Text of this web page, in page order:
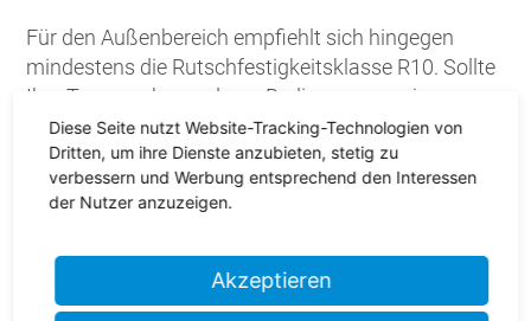
Für den Außenbereich empfiehlt sich hingegen
mindestens die Rutschfestigkeitsklasse R10. Sollte
Ihre Terrasse besonderen Bedingungen, wie zum
Beispiel starken Wettereinflüssen ausgesetzt sein,
die den Boden verstärkt rutschig machen, kann
auch R11 sinnvoll sein.
Wetterbeständige Fliesen in Herzogenrath
Achten Sie beim Kauf in jedem Fall darauf, dass die
Diese Seite nutzt Website-Tracking-Technologien von
Dritten, um ihre Dienste anzubieten, stetig zu
verbessern und Werbung entsprechend den Interessen
der Nutzer anzuzeigen.
Akzeptieren